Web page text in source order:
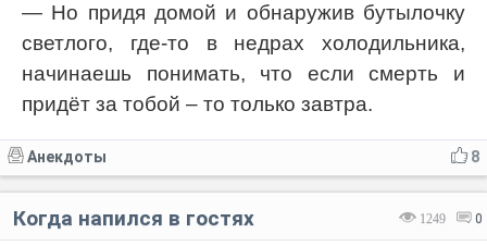
— Но придя домой и обнаружив бутылочку
светлого, где-то в недрах холодильника,
начинаешь понимать, что если смерть и
придёт за тобой – то только завтра.
8
Анекдоты
1249 0
Когда напился в гостях